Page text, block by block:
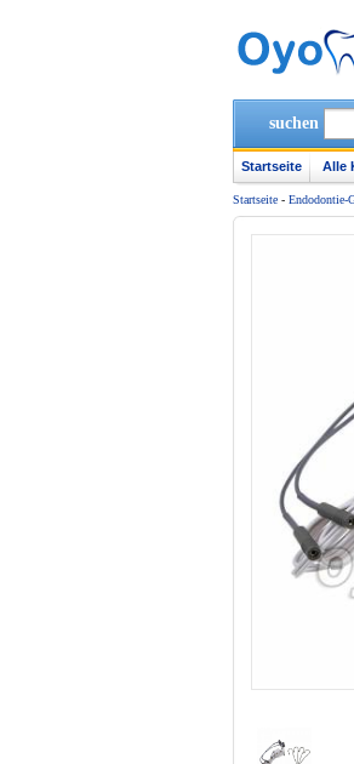
suchen
Startseite Alle
Startseite - Endodontie-